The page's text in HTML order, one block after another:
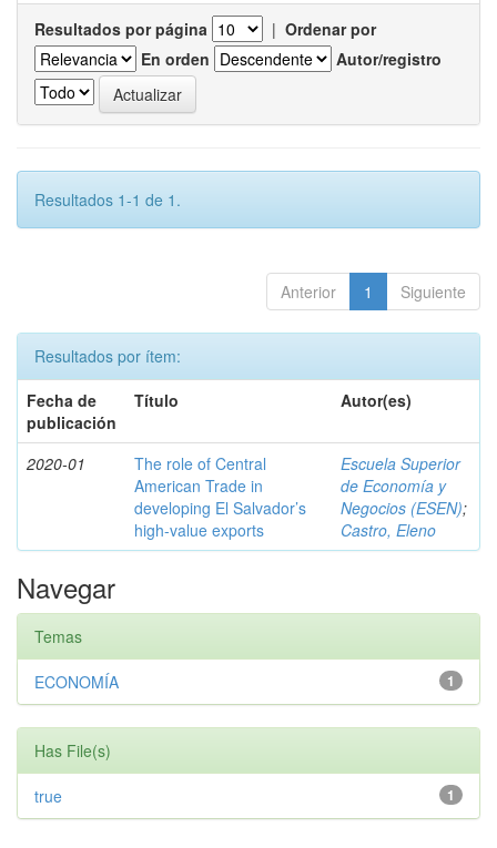
Resultados por página | Ordenar por
En orden
Autor/registro
Resultados 1-1 de 1.
Anterior 1 Siguiente
Resultados por ítem:
Fecha de
publicación
Título Autor(es)
2020-01
The role of Central
American Trade in
developing El Salvador’s
high-value exports
Escuela Superior
de Economía y
Negocios (ESEN);
Castro, Eleno
Navegar
Temas
1
ECONOMÍA
Has File(s)
1
true